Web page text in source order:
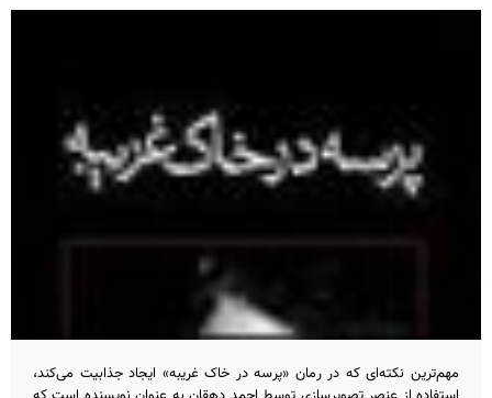
مهم‌ترین نکته‌ای که در رمان «پرسه در خاک غریبه» ایجاد جذابیت می‌کند،